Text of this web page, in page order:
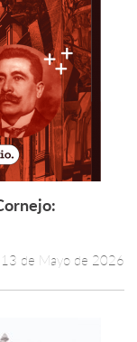
más +
de Mayo de 2026